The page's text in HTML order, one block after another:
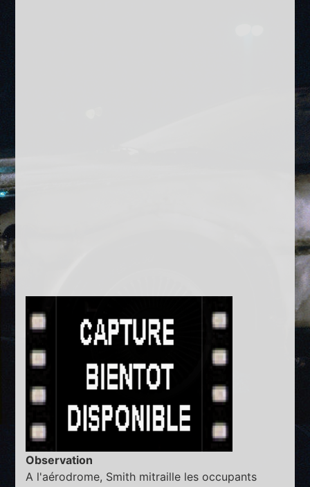
Observation
A l'aérodrome, Smith mitraille les occupants